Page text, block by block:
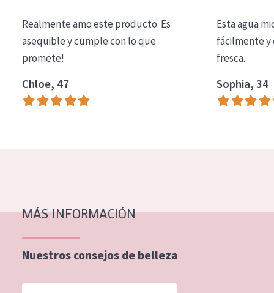
Essentials
Lift+
Expert
Piel madura
Piel menopáusica
EDAD
Realmente amo este producto. Es
asequible y cumple con lo que
promete!
Chloe, 47
Esta agua
fácilmente y
fresca.
Sophia, 34
MÁS INFORMACIÓN
Nuestros consejos de belleza